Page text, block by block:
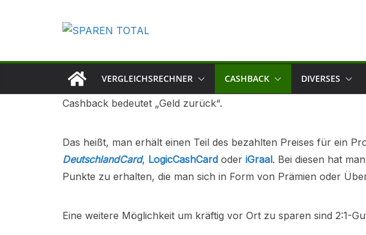
VERGLEICHSRECHNER CASHBACK DIVERSES
Cashback bedeutet „Geld zurück“.
Das heißt, man erhält einen Teil des bezahlten Preises für ein
DeutschlandCard, LogicCashCard oder iGraal. Bei diesen hat
Punkte zu erhalten, die man sich in Form von Prämien oder
Eine weitere Möglichkeit um kräftig vor Ort zu sparen sind 2:1-